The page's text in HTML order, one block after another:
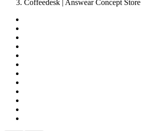
Coffeedesk | Answear Concept Store